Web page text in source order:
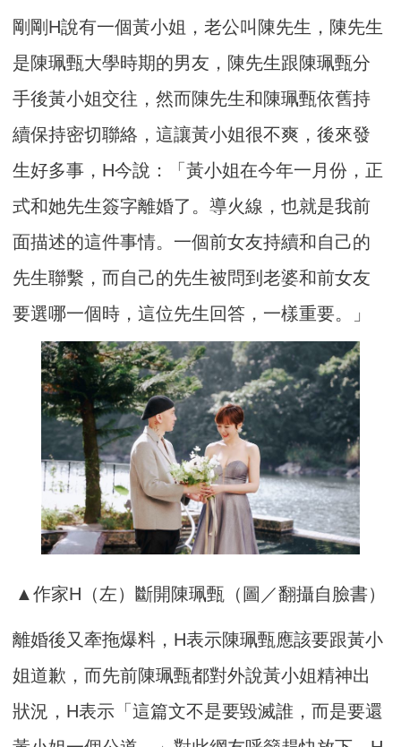
剛剛H說有一個黃小姐，老公叫陳先生，陳先生
是陳珮甄大學時期的男友，陳先生跟陳珮甄分
手後黃小姐交往，然而陳先生和陳珮甄依舊持
續保持密切聯絡，這讓黃小姐很不爽，後來發
生好多事，H今說：「黃小姐在今年一月份，正
式和她先生簽字離婚了。導火線，也就是我前
面描述的這件事情。一個前女友持續和自己的
先生聯繫，而自己的先生被問到老婆和前女友
要選哪一個時，這位先生回答，一樣重要。」​
▲作家H（左）斷開陳珮甄（圖／翻攝自臉書）
離婚後又牽拖爆料，H表示陳珮甄應該要跟黃小
姐道歉，而先前陳珮甄都對外說黃小姐精神出
狀況，H表示「這篇文不是要毀滅誰，而是要還